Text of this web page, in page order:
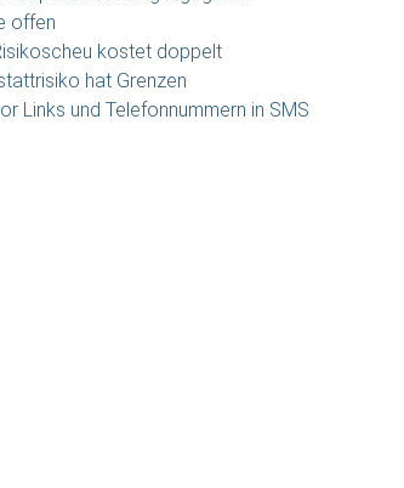
offen
kostet doppelt
hat Grenzen
Links und Telefonnummern in SMS